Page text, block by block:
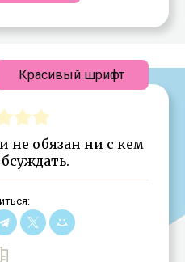
не обязан ни с кем
Красивый шрифт